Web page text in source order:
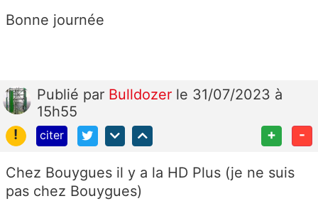
Bonne journée
Publié par Bulldozer le 31/07/2023 à
15h55
!
citer + -
Chez Bouygues il y a la HD Plus (je ne suis
pas chez Bouygues)